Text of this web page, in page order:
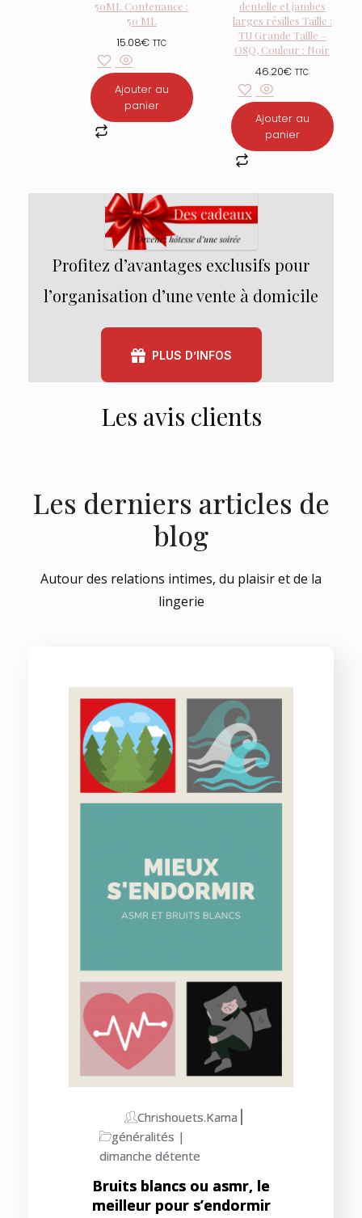
50ML Contenance :
50 ML
15.08€ TTC
Ajouter au
panier
dentelle et jambes
larges résilles Taille :
TU Grande Taille –
OSQ, Couleur : Noir
46.20€ TTC
Ajouter au
panier
Profitez d’avantages exclusifs pour
l’organisation d’une vente à domicile
PLUS D’INFOS
Les avis clients
Les derniers articles de
blog
Autour des relations intimes, du plaisir et de la
lingerie
Chrishouets.kama
généralités
dimanche détente
Bruits blancs ou asmr, le
meilleur pour s’endormir